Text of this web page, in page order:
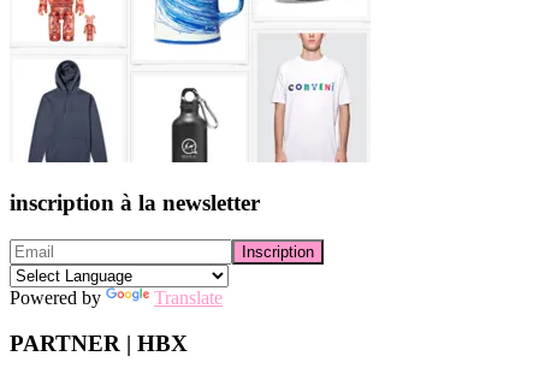
inscription à la newsletter
Powered by Translate
PARTNER | HBX